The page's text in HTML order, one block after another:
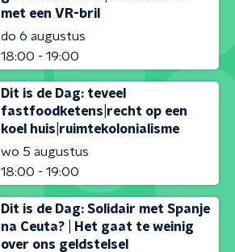
met een VR-bril
do 6 augustus
18:00 - 19:00
Dit is de Dag: teveel
fastfoodketens|recht op een
koel huis|ruimtekolonialisme
wo 5 augustus
18:00 - 19:00
Dit is de Dag: Solidair met Spanje
na Ceuta? | Het gaat te weinig
over ons geldstelsel